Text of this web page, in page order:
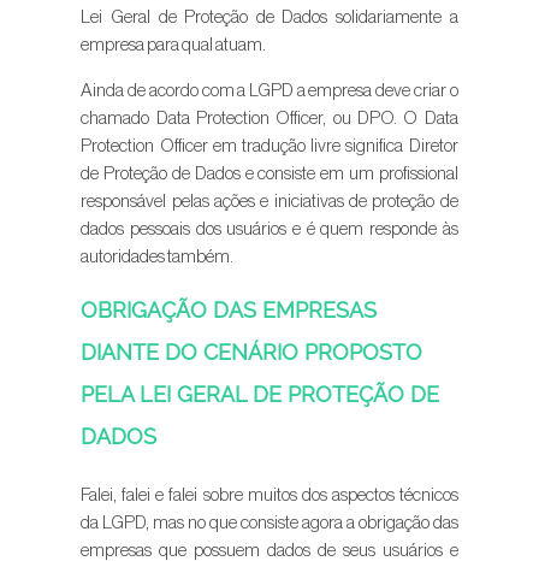
Lei Geral de Proteção de Dados solidariamente a
empresa para qual atuam.
Ainda de acordo com a LGPD a empresa deve criar o
chamado Data Protection Officer, ou DPO. O Data
Protection Officer em tradução livre significa Diretor
de Proteção de Dados e consiste em um profissional
responsável pelas ações e iniciativas de proteção de
dados pessoais dos usuários e é quem responde às
autoridades também.
OBRIGAÇÃO DAS EMPRESAS
DIANTE DO CENÁRIO PROPOSTO
PELA LEI GERAL DE PROTEÇÃO DE
DADOS
Falei, falei e falei sobre muitos dos aspectos técnicos
da LGPD, mas no que consiste agora a obrigação das
empresas que possuem dados de seus usuários e